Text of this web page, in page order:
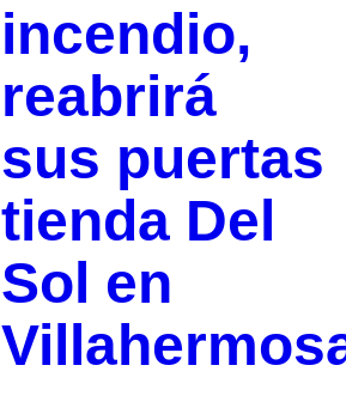
incendio,
reabrirá
sus puertas
tienda Del
Sol en